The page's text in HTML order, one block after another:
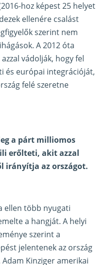
hoz képest 25 helyet
ellenére csalást
szerint nem
A 2012 óta
vádolják, hogy fel
és európai integrációját,
felé szeretne
a párt milliomos
erőlteti, akit azzal
irányítja az országot.
ellen több nyugati
a hangját. A helyi
szerint a
jelentenek az ország
Kinziger amerikai